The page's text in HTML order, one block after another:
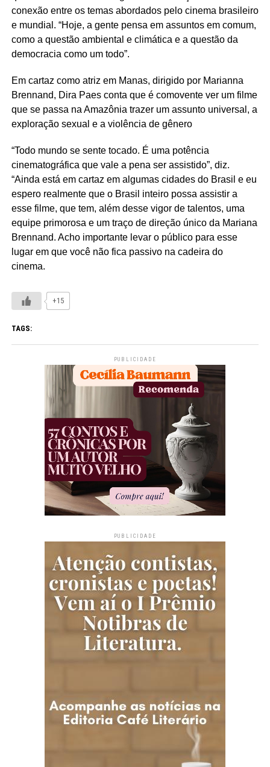
conexão entre os temas abordados pelo cinema brasileiro
e mundial. “Hoje, a gente pensa em assuntos em comum,
como a questão ambiental e climática e a questão da
democracia como um todo”.
Em cartaz como atriz em Manas, dirigido por Marianna
Brennand, Dira Paes conta que é comovente ver um filme
que se passa na Amazônia trazer um assunto universal, a
exploração sexual e a violência de gênero
“Todo mundo se sente tocado. É uma potência
cinematográfica que vale a pena ser assistido”, diz.
“Ainda está em cartaz em algumas cidades do Brasil e eu
espero realmente que o Brasil inteiro possa assistir a
esse filme, que tem, além desse vigor de talentos, uma
equipe primorosa e um traço de direção único da Mariana
Brennand. Acho importante levar o público para esse
lugar em que você não fica passivo na cadeira do
cinema.
+15
TAGS:
PUBLICIDADE
PUBLICIDADE